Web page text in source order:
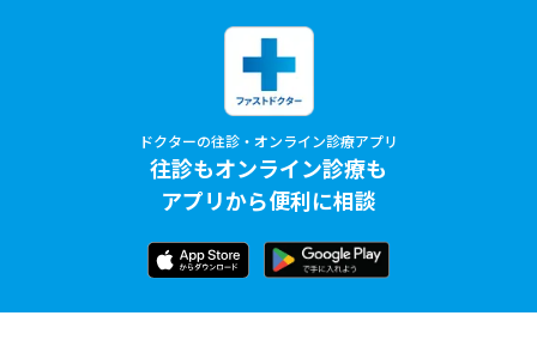
ドクターの往診・オンライン診療アプリ
往診もオンライン診療も
アプリから便利に相談